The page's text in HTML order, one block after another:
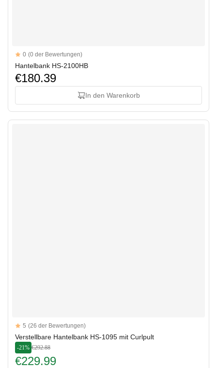
Reviews
0 (0 der Bewertungen)
Hantelbank HS-2100HB
€180.39
In den Warenkorb
Reviews
5 out of 5 stars
5 (26 der Bewertungen)
Verstellbare Hantelbank HS-1095 mit Curlpult
-21% €292.88
€229.99